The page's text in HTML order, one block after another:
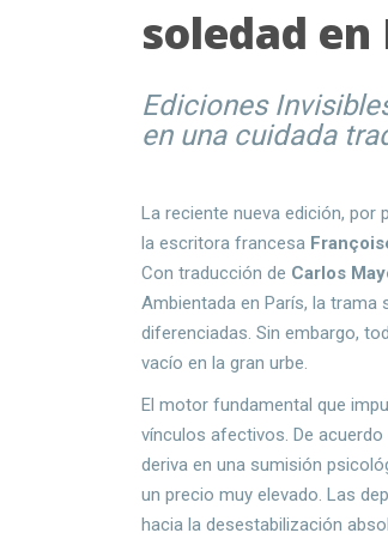
soledad en
Ediciones
en una cuidada
La reciente nueva edición, por
la escritora francesa
Con traducción de Carlos
Ambientada en París, la
diferenciadas. Sin embargo,
vacío en la gran urbe.
El motor fundamental que
vínculos afectivos. De
deriva en una sumisión
un precio muy elevado. Las
hacia la desestabilización